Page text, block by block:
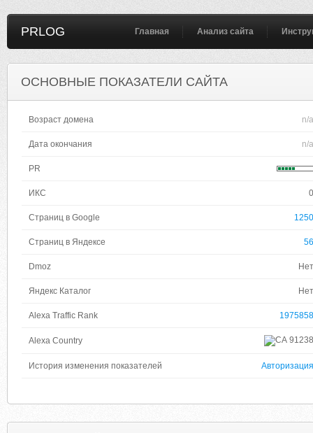
PRLOG Главная Анализ сайта
ОСНОВНЫЕ ПОКАЗАТЕЛИ САЙТА
Возраст домена n/a
Дата окончания n/a
PR
ИКС 0
Страниц в Google 1250
Страниц в Яндексе 56
Dmoz Нет
Яндекс Каталог Нет
Alexa Traffic Rank 1975858
Alexa Country 91238
История изменения показателей Авторизация